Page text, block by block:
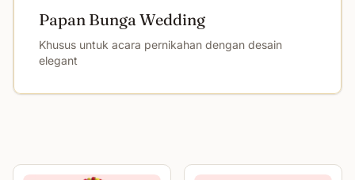
Papan Bunga Wedding
Khusus untuk acara pernikahan dengan desain
elegant